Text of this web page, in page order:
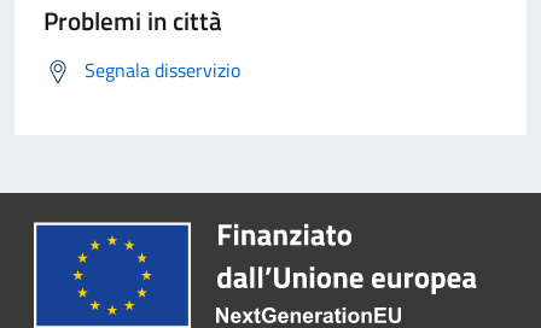
Problemi in città
Segnala disservizio